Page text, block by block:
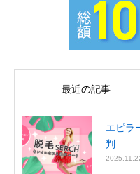
最近の記事
エピラ
判